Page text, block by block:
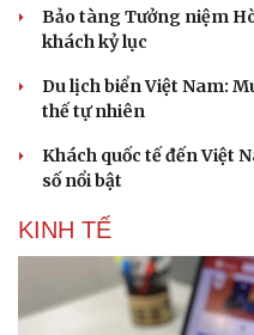
Bảo tàng Tưởng niệm
khách kỷ lục
Du lịch biển Việt Nam:
thế tự nhiên
Khách quốc tế đến Việt
số nổi bật
KINH TẾ